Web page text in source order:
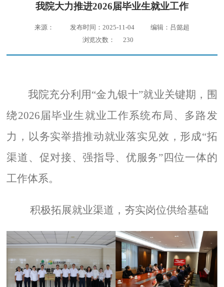
我院大力推进2026届毕业生就业工作
来源： 发布时间：2025-11-04
编辑：吕懿超
浏览次数：
230
我院充分利用“金九银十”就业关键期，围
绕2026届毕业生就业工作系统布局、多路发
力，以务实举措推动就业落实见效，形成“拓
渠道、促对接、强指导、优服务”四位一体的
工作体系。
积极拓展就业渠道，夯实岗位供给基础